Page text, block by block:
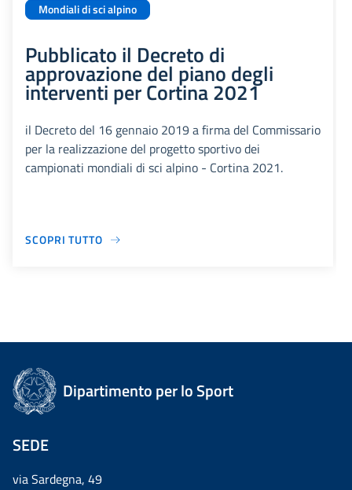
Mondiali di sci alpino
Pubblicato il Decreto di
approvazione del piano degli
interventi per Cortina 2021
il Decreto del 16 gennaio 2019 a firma del Commissario
per la realizzazione del progetto sportivo dei
campionati mondiali di sci alpino - Cortina 2021.
SCOPRI TUTTO
Dipartimento per lo Sport
SEDE
via Sardegna, 49